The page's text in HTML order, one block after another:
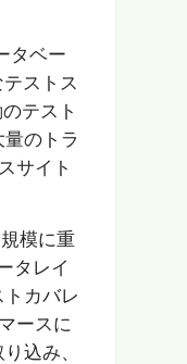
タベー
ストス
テスト
のトラ
サイト
模に重
タレイ
カバレ
ースに
込み、